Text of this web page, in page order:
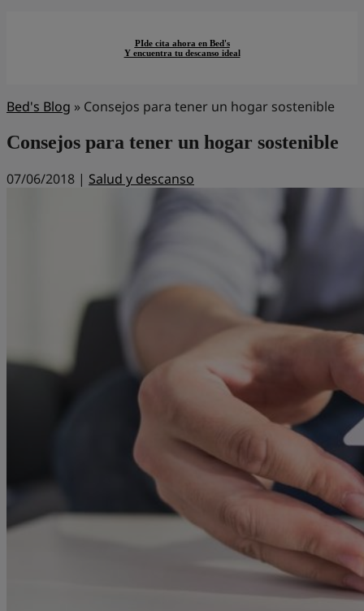
PIde cita ahora en Bed's
Y encuentra tu descanso ideal
Bed's Blog » Consejos para tener un hogar sostenible
Consejos para tener un hogar sostenible
07/06/2018 | Salud y descanso